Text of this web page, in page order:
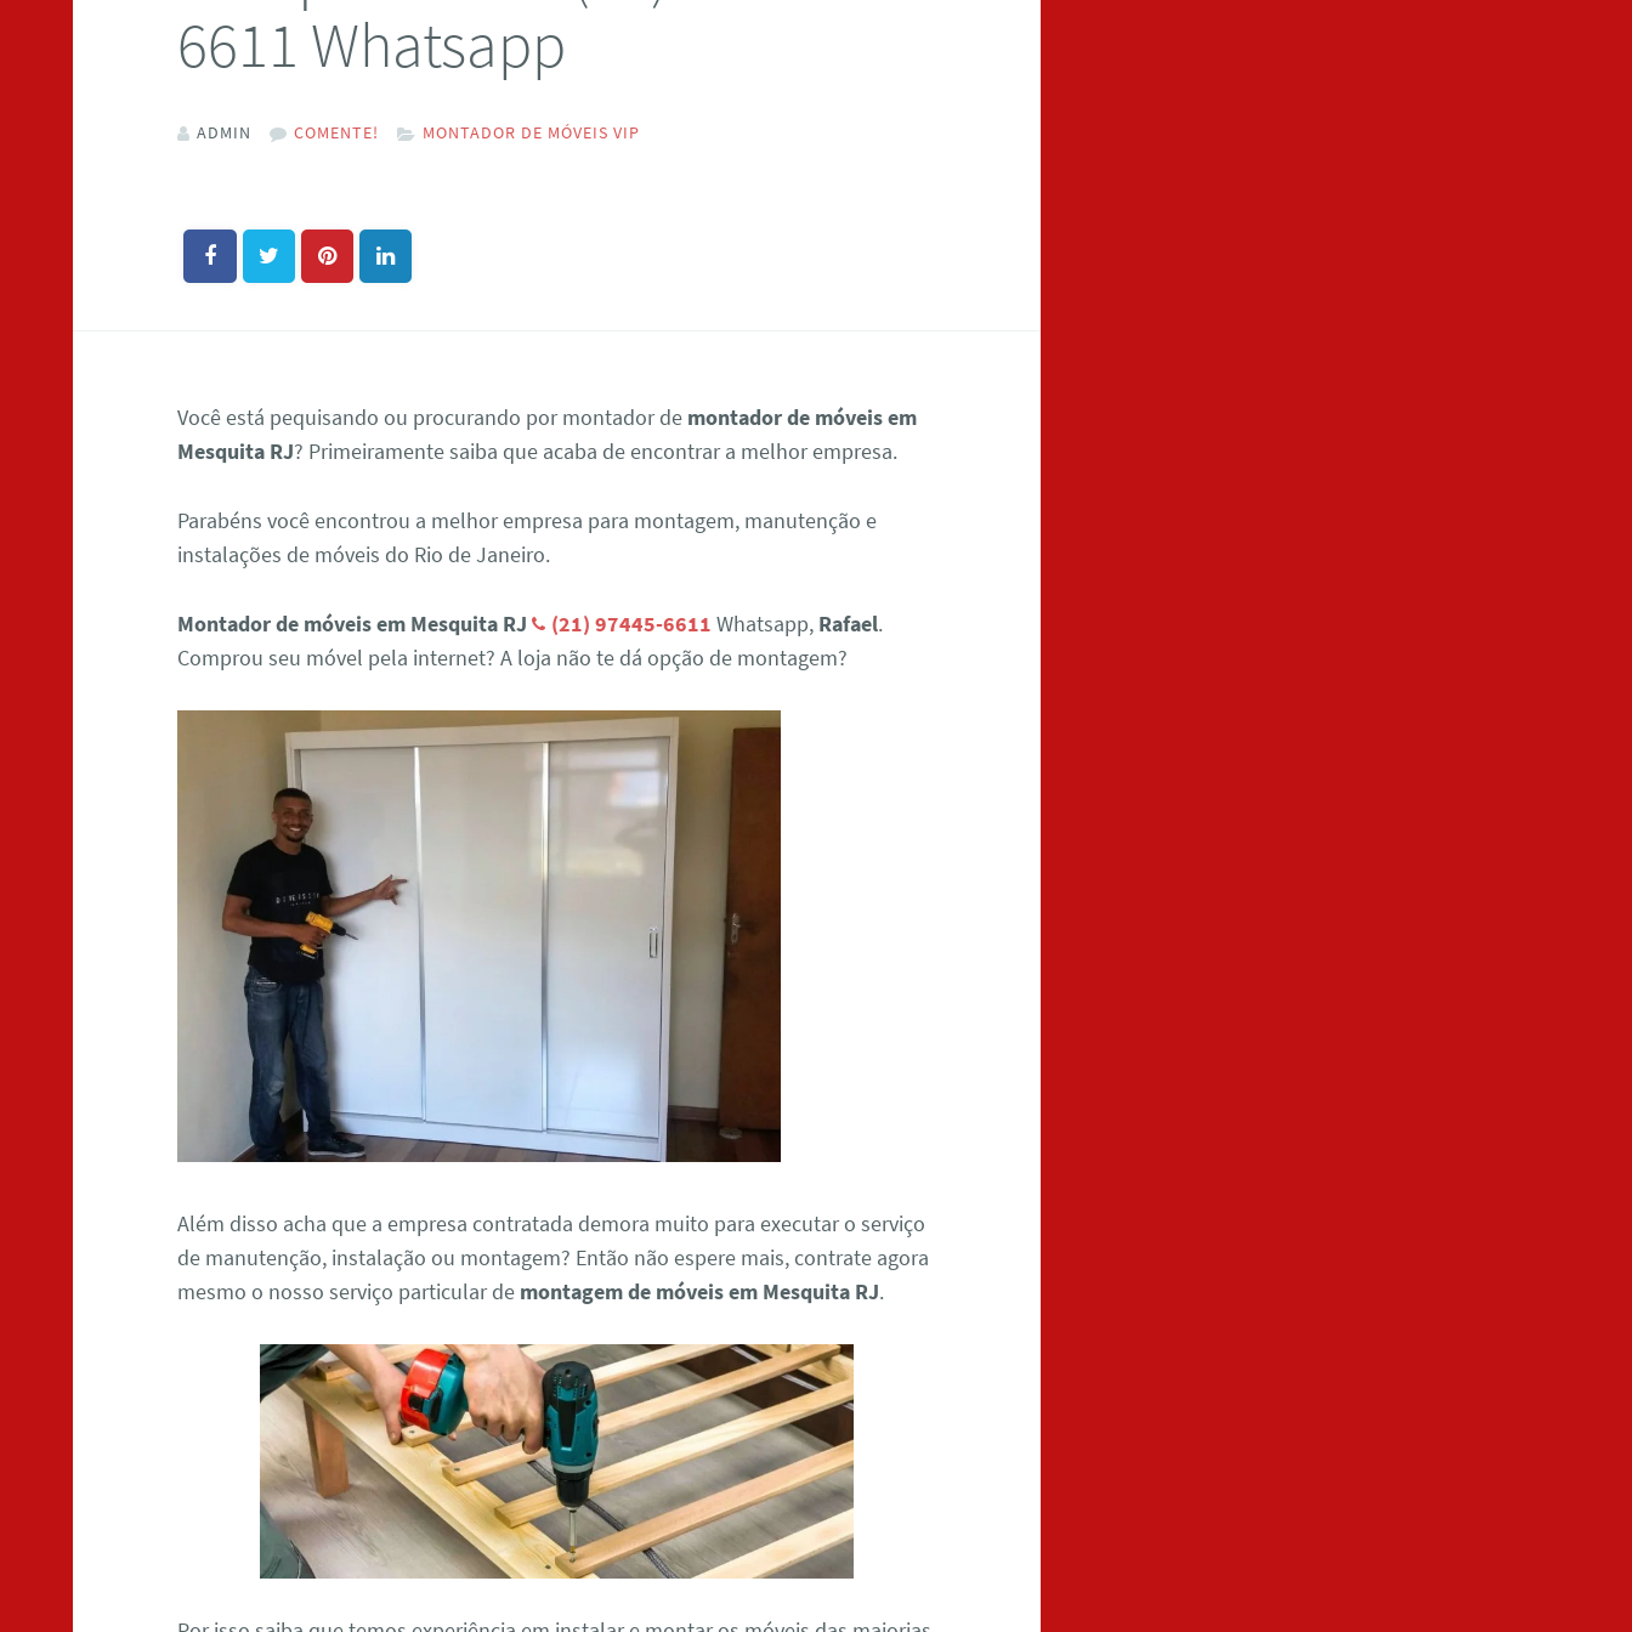
6611 Whatsapp
ADMIN COMENTE! MONTADOR DE MÓVEIS VIP
Você está pequisando ou procurando por montador de montador de móveis em
Mesquita RJ? Primeiramente saiba que acaba de encontrar a melhor empresa.
Parabéns você encontrou a melhor empresa para montagem, manutenção e
instalações de móveis do Rio de Janeiro.
Montador de móveis em Mesquita RJ (21) 97445-6611 Whatsapp, Rafael.
Comprou seu móvel pela internet? A loja não te dá opção de montagem?
Além disso acha que a empresa contratada demora muito para executar o serviço
de manutenção, instalação ou montagem? Então não espere mais, contrate agora
mesmo o nosso serviço particular de montagem de móveis em Mesquita RJ.